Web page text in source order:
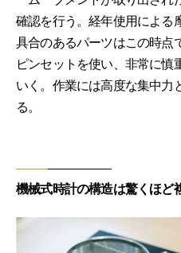
確認を行う。経年使用による
具合のあるパーツはこの時点
ピンセットを使い、非常に慎
いく。作業には高度な集中力
る。
機械式時計の構造は驚くほど